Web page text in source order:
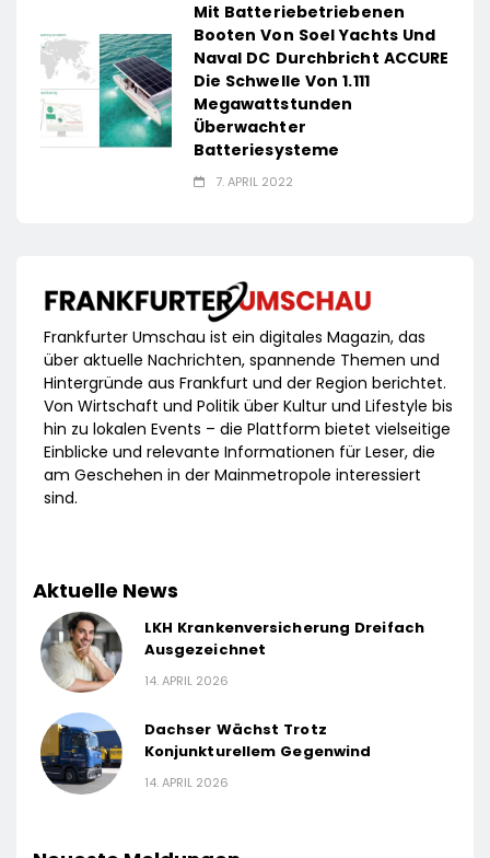
Mit Batteriebetriebenen
Booten Von Soel Yachts Und
Naval DC Durchbricht ACCURE
Die Schwelle Von 1.111
Megawattstunden
Überwachter
Batteriesysteme
7. APRIL 2022
Frankfurter Umschau ist ein digitales Magazin, das
über aktuelle Nachrichten, spannende Themen und
Hintergründe aus Frankfurt und der Region berichtet.
Von Wirtschaft und Politik über Kultur und Lifestyle bis
hin zu lokalen Events – die Plattform bietet vielseitige
Einblicke und relevante Informationen für Leser, die
am Geschehen in der Mainmetropole interessiert
sind.
Aktuelle News
LKH Krankenversicherung Dreifach
Ausgezeichnet
14. APRIL 2026
Dachser Wächst Trotz
Konjunkturellem Gegenwind
14. APRIL 2026